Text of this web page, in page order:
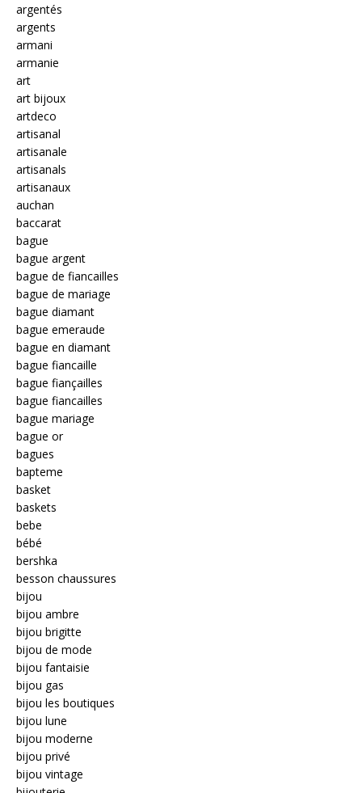
argentés
argents
armani
armanie
art
art bijoux
artdeco
artisanal
artisanale
artisanals
artisanaux
auchan
baccarat
bague
bague argent
bague de fiancailles
bague de mariage
bague diamant
bague emeraude
bague en diamant
bague fiancaille
bague fiançailles
bague fiancailles
bague mariage
bague or
bagues
bapteme
basket
baskets
bebe
bébé
bershka
besson chaussures
bijou
bijou ambre
bijou brigitte
bijou de mode
bijou fantaisie
bijou gas
bijou les boutiques
bijou lune
bijou moderne
bijou privé
bijou vintage